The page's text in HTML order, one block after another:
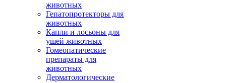
животных
Гепатопротекторы для
животных
Капли и лосьоны для
ушей животных
Гомеопатические
препараты для
животных
Дерматологические